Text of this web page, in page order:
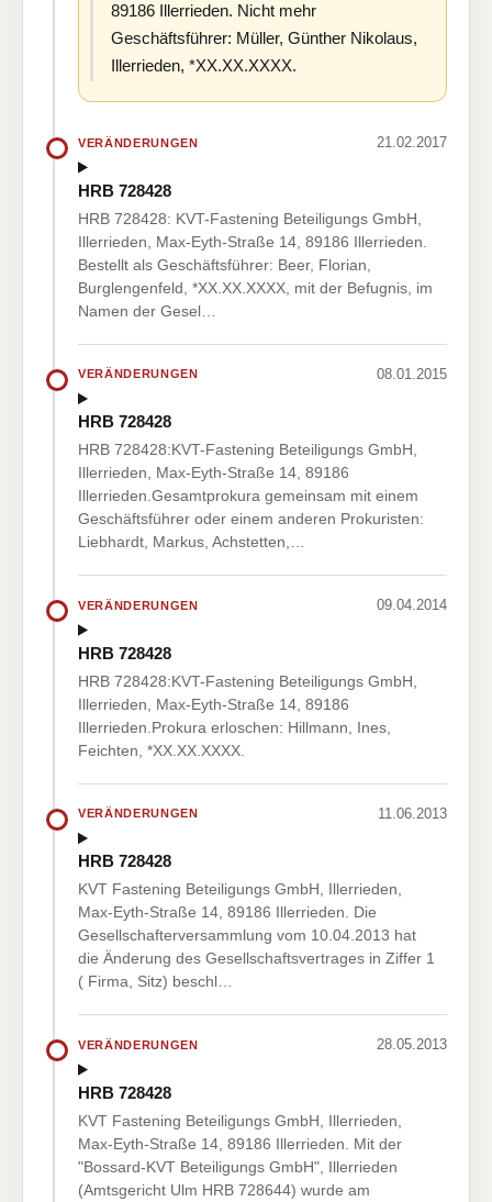
89186 Illerrieden. Nicht mehr
Geschäftsführer: Müller, Günther Nikolaus,
Illerrieden, *XX.XX.XXXX.
VERÄNDERUNGEN 21.02.2017
HRB 728428
HRB 728428: KVT-Fastening Beteiligungs GmbH,
Illerrieden, Max-Eyth-Straße 14, 89186 Illerrieden.
Bestellt als Geschäftsführer: Beer, Florian,
Burglengenfeld, *XX.XX.XXXX, mit der Befugnis, im
Namen der Gesel…
VERÄNDERUNGEN 08.01.2015
HRB 728428
HRB 728428:KVT-Fastening Beteiligungs GmbH,
Illerrieden, Max-Eyth-Straße 14, 89186
Illerrieden.Gesamtprokura gemeinsam mit einem
Geschäftsführer oder einem anderen Prokuristen:
Liebhardt, Markus, Achstetten,…
VERÄNDERUNGEN 09.04.2014
HRB 728428
HRB 728428:KVT-Fastening Beteiligungs GmbH,
Illerrieden, Max-Eyth-Straße 14, 89186
Illerrieden.Prokura erloschen: Hillmann, Ines,
Feichten, *XX.XX.XXXX.
VERÄNDERUNGEN 11.06.2013
HRB 728428
KVT Fastening Beteiligungs GmbH, Illerrieden,
Max-Eyth-Straße 14, 89186 Illerrieden. Die
Gesellschafterversammlung vom 10.04.2013 hat
die Änderung des Gesellschaftsvertrages in Ziffer 1
( Firma, Sitz) beschl…
VERÄNDERUNGEN 28.05.2013
HRB 728428
KVT Fastening Beteiligungs GmbH, Illerrieden,
Max-Eyth-Straße 14, 89186 Illerrieden. Mit der
"Bossard-KVT Beteiligungs GmbH", Illerrieden
(Amtsgericht Ulm HRB 728644) wurde am